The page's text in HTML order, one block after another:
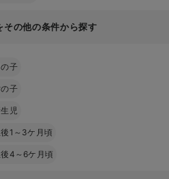
その他の条件から探す
子
子
児
1～3ケ月頃
4～6ケ月頃